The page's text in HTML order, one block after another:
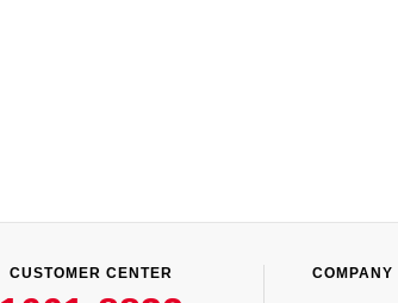
CUSTOMER CENTER COMPANY